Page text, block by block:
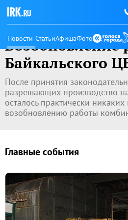
Новости СтатьиАфишаФото
Возобновление
Байкальского
После принятия
разрешающих производство
осталось практически
возобновлению работы
Главные события